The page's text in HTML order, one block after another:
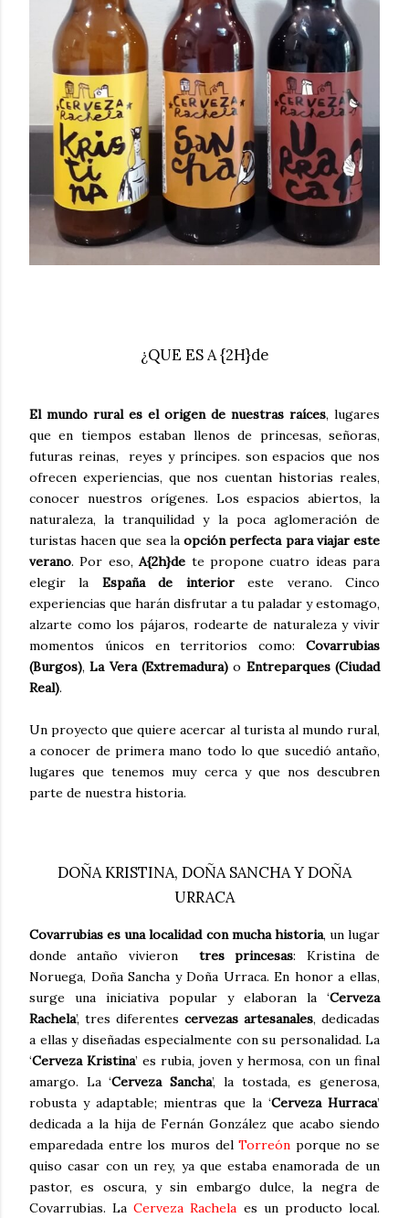
¿QUE ES A {2H}de
El mundo rural es el origen de nuestras raíces, lugares
que en tiempos estaban llenos de princesas, señoras,
futuras reinas, reyes y príncipes. son espacios que nos
ofrecen experiencias, que nos cuentan historias reales,
conocer nuestros orígenes. Los espacios abiertos, la
naturaleza, la tranquilidad y la poca aglomeración de
turistas hacen que sea laopción perfecta para viajar este
verano. Por eso,A{2h}de te propone cuatro ideas para
elegir la España de interioreste verano. Cinco
experiencias que harán disfrutar a tu paladar y estomago,
alzarte como los pájaros, rodearte de naturaleza y vivir
momentos únicos en territorios como: Covarrubias
(Burgos),La Vera (Extremadura) o Entreparques (Ciudad
Real).
Un proyecto que quiere acercar al turista al mundo rural,
a conocer de primera mano todo lo que sucedió antaño,
lugares que tenemos muy cerca y que nos descubren
parte de nuestra historia.
DOÑA KRISTINA, DOÑA SANCHA Y DOÑA
URRACA
Covarrubias es una localidad con mucha historia, un lugar
donde antaño vivieron tres princesas: Kristina de
Noruega, Doña Sancha y Doña Urraca. En honor a ellas,
surge una iniciativa popular y elaboran la ‘Cerveza
Rachela’, tres diferentes cervezas artesanales, dedicadas
a ellas y diseñadas especialmente con su personalidad. La
‘Cerveza Kristina’ es rubia, joven y hermosa, con un final
amargo. La ‘Cerveza Sancha’, la tostada, es generosa,
robusta y adaptable; mientras que la ‘Cerveza Hurraca’
dedicada a la hija de Fernán González que acabo siendo
emparedada entre los muros delTorreón porque no se
quiso casar con un rey, ya que estaba enamorada de un
pastor, es oscura, y sin embargo dulce, la negra de
Covarrubias. LaCerveza Rachela es un producto local.